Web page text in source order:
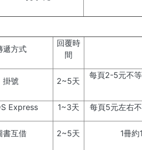
遞方式
回覆時
間
掛號 2~5天
每頁2-5元不
Express 1~3天 每頁5元左右
書互借 2~5天 1冊約